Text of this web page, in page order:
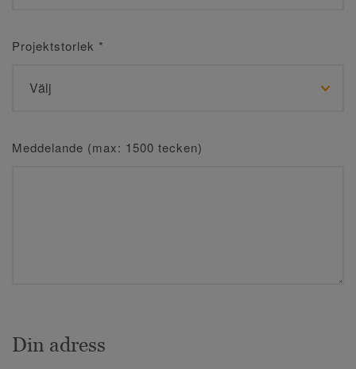
Projektstorlek *
Meddelande (max: 1500 tecken)
Din adress